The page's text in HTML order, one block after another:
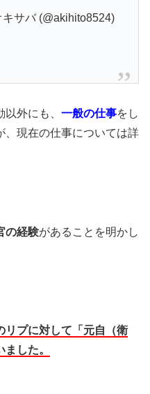
サバ (@akihito8524)
外にも、 一般の仕事をし
、現在の仕事については詳
の経験があることを明かし
リプに対して「元自（衛
した。